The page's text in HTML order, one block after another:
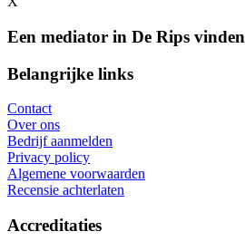
Een mediator in De Rips vinden
Belangrijke links
Contact
Over ons
Bedrijf aanmelden
Privacy policy
Algemene voorwaarden
Recensie achterlaten
Accreditaties